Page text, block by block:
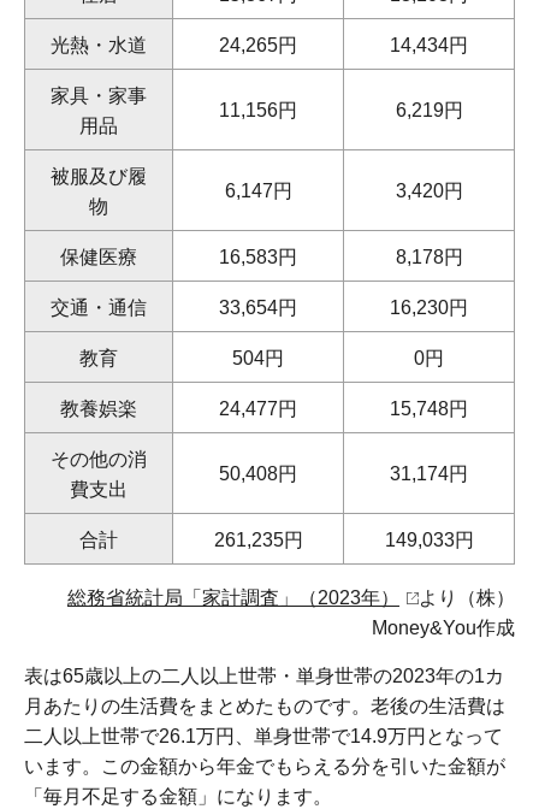
光熱・水道 24,265円 14,434円
家具・家事
用品
11,156円 6,219円
被服及び履
物
6,147円 3,420円
保健医療 16,583円 8,178円
交通・通信 33,654円 16,230円
教育 504円 0円
教養娯楽 24,477円 15,748円
その他の消
費支出
50,408円 31,174円
合計 261,235円 149,033円
総務省統計局「家計調査」（2023年）
より（株）
Money&You作成
表は65歳以上の二人以上世帯・単身世帯の2023年の1カ
月あたりの生活費をまとめたものです。老後の生活費は
二人以上世帯で26.1万円、単身世帯で14.9万円となって
います。この金額から年金でもらえる分を引いた金額が
「毎月不足する金額」になります。